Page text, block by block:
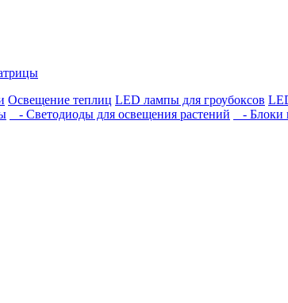
Освещение теплиц LED лампы для гроубоксов
- Светодиоды для освещения растений - Блоки